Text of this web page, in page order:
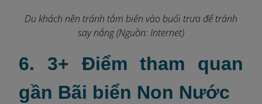
Du khách nên tránh tắm biển vào buổi trưa để tránh
say nắng (Nguồn: Internet)
6. 3+ Điểm tham quan
gần Bãi biển Non Nước